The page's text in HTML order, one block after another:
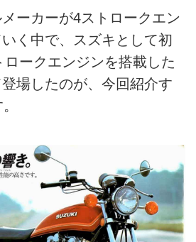
ーカーが4ストロークエン
く中で、スズキとして初
ークエンジンを搭載した
場したのが、今回紹介す